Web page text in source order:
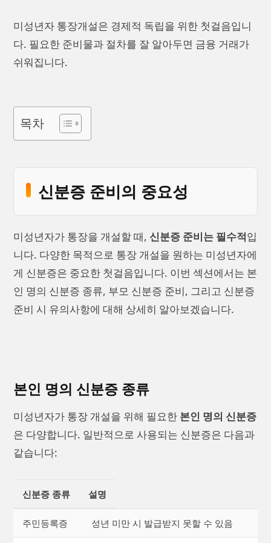
미성년자 통장개설은 경제적 독립을 위한 첫걸음입니
다. 필요한 준비물과 절차를 잘 알아두면 금융 거래가
쉬워집니다.
목차
신분증 준비의 중요성
미성년자가 통장을 개설할 때, 신분증 준비는 필수적입
니다. 다양한 목적으로 통장 개설을 원하는 미성년자에
게 신분증은 중요한 첫걸음입니다. 이번 섹션에서는 본
인 명의 신분증 종류, 부모 신분증 준비, 그리고 신분증
준비 시 유의사항에 대해 상세히 알아보겠습니다.
본인 명의 신분증 종류
미성년자가 통장 개설을 위해 필요한 본인 명의 신분증
은 다양합니다. 일반적으로 사용되는 신분증은 다음과
같습니다:
신분증 종류 설명
주민등록증 성년 미만 시 발급받지 못할 수 있음